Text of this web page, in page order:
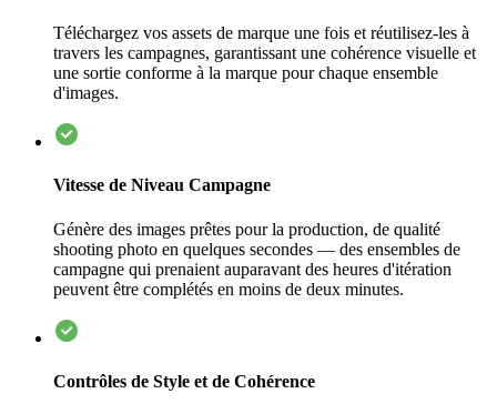
Téléchargez vos assets de marque une fois et réutilisez-les à
travers les campagnes, garantissant une cohérence visuelle et
une sortie conforme à la marque pour chaque ensemble
d'images.
Vitesse de Niveau Campagne
Génère des images prêtes pour la production, de qualité
shooting photo en quelques secondes — des ensembles de
campagne qui prenaient auparavant des heures d'itération
peuvent être complétés en moins de deux minutes.
Contrôles de Style et de Cohérence